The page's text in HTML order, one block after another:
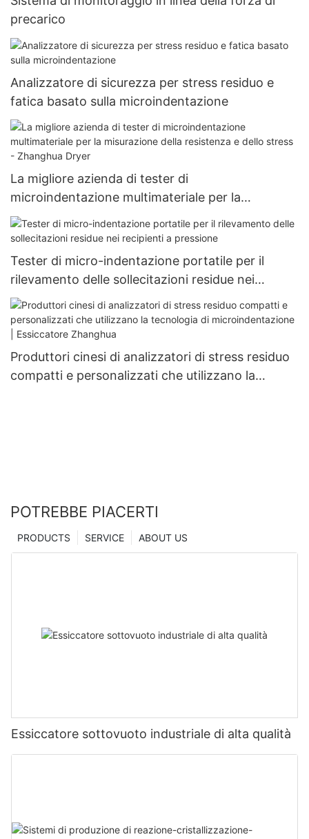
precarico
Analizzatore di sicurezza per stress residuo e
fatica basato sulla microindentazione
La migliore azienda di tester di
microindentazione multimateriale per la
misurazione della resistenza e dello stress -
Zhanghua Dryer
Tester di micro-indentazione portatile per il
rilevamento delle sollecitazioni residue nei
recipienti a pressione
Produttori cinesi di analizzatori di stress residuo
compatti e personalizzati che utilizzano la
POTREBBE PIACERTI
ABOUT US
SERVICE
PRODUCTS
Essiccatore sottovuoto industriale di alta qualità